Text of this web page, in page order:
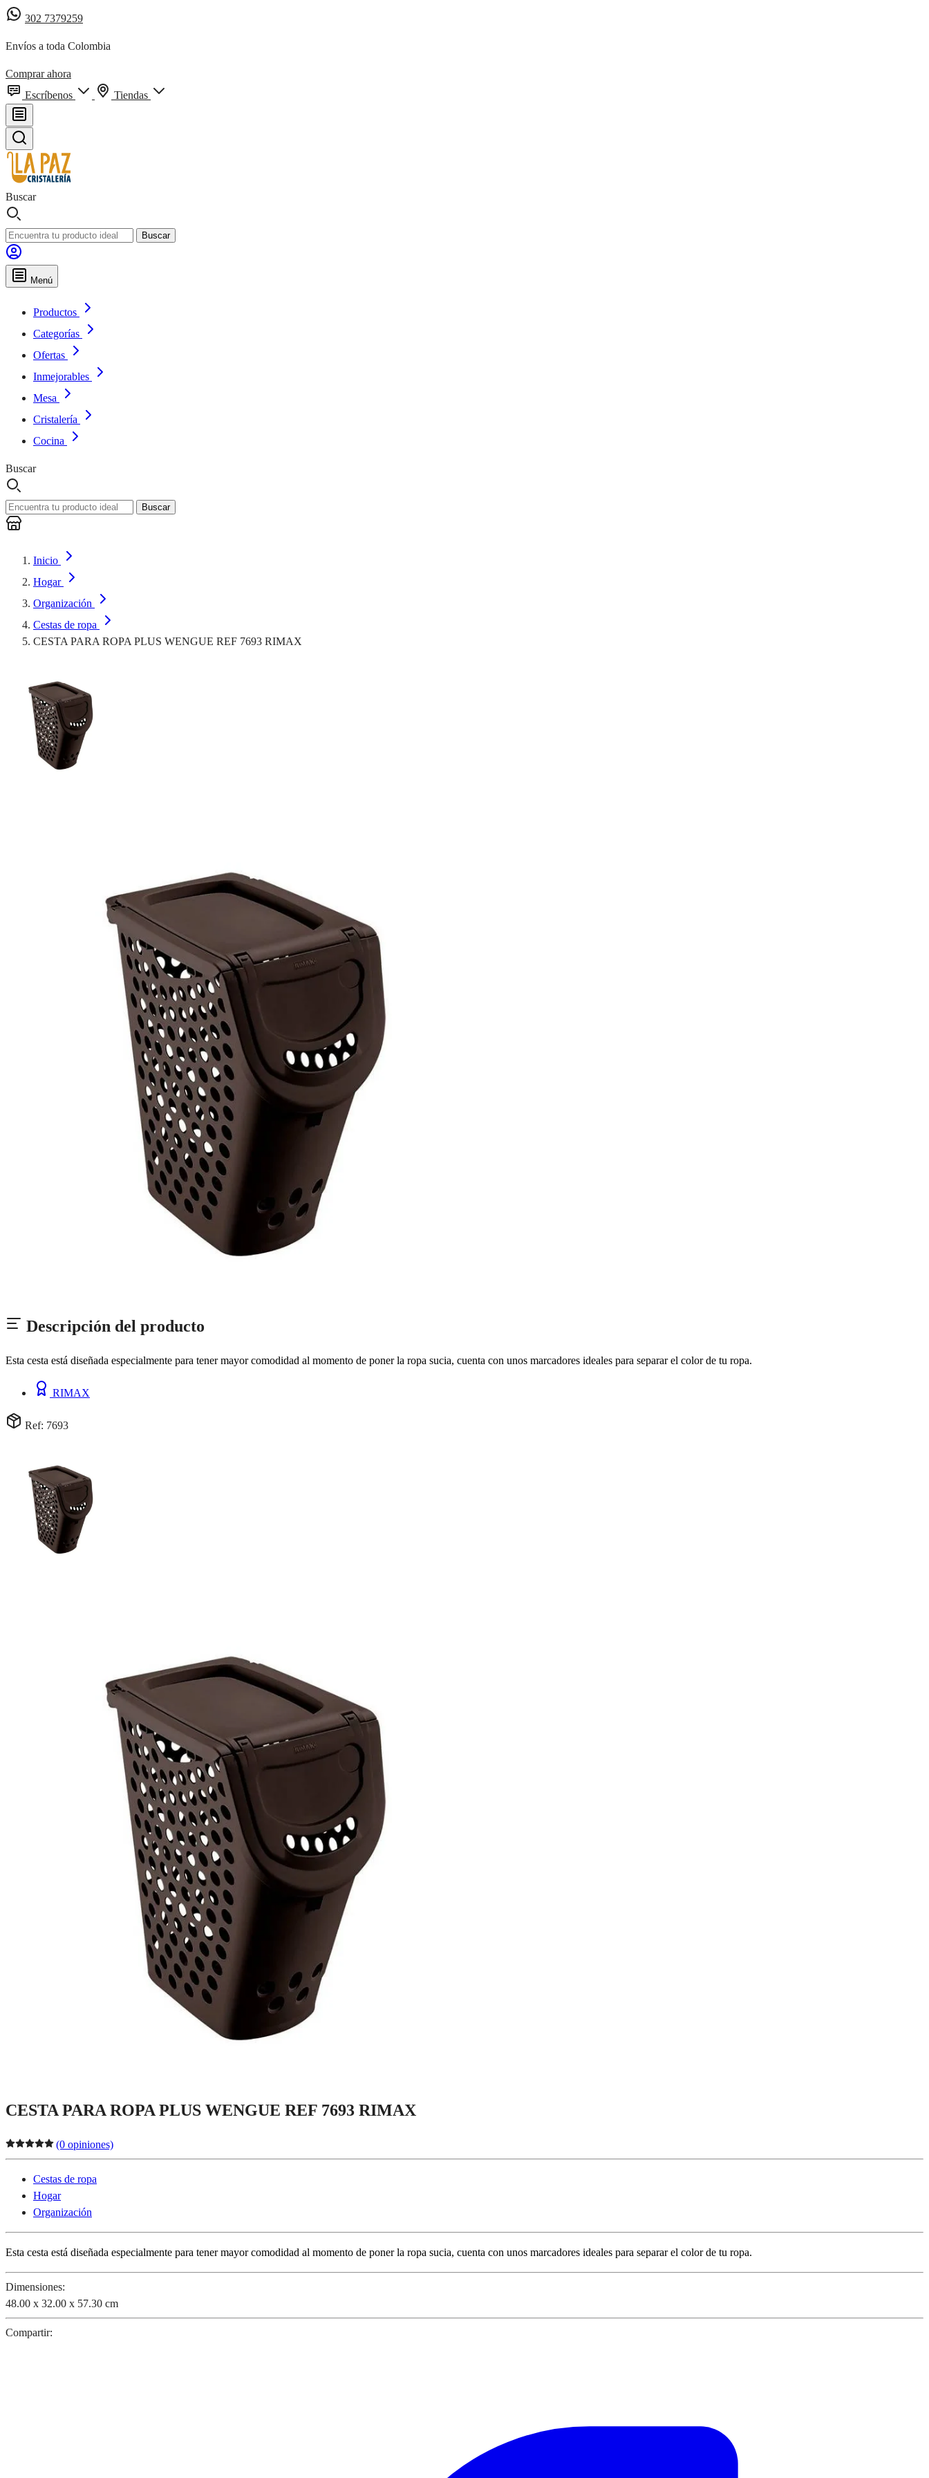
302 7379259
Envíos a toda Colombia
Comprar ahora
Escríbenos
Tiendas
Buscar
Buscar
Menú
Productos
Categorías
Ofertas
Inmejorables
Mesa
Cristalería
Cocina
Buscar
Buscar
Inicio
Hogar
Organización
Cestas de ropa
CESTA PARA ROPA PLUS WENGUE REF 7693 RIMAX
Descripción del producto
Esta cesta está diseñada especialmente para tener mayor comodidad al momento de poner la ropa sucia, cuenta con unos marcadores ideales para separar el color de tu ropa.
RIMAX
Ref: 7693
CESTA PARA ROPA PLUS WENGUE REF 7693 RIMAX
(0 opiniones)
Cestas de ropa
Hogar
Organización
Esta cesta está diseñada especialmente para tener mayor comodidad al momento de poner la ropa sucia, cuenta con unos marcadores ideales para separar el color de tu ropa.
Dimensiones:
48.00 x 32.00 x 57.30 cm
Compartir: